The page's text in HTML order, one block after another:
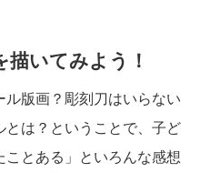
いてみよう！
版画？彫刻刀はいらない
は？ということで、子ど
とある」といろんな感想